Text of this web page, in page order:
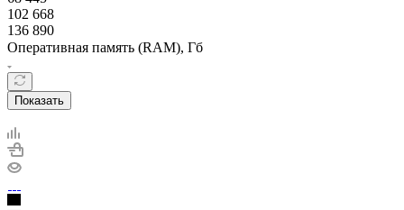
102 668
136 890
Оперативная память (RAM), Гб
Показать